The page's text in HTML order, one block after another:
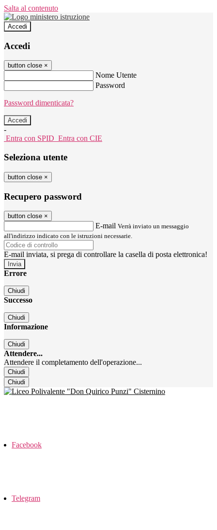
Salta al contenuto
Accedi
Accedi
button close ×
Nome Utente
Password
Password dimenticata?
-
Entra con SPID Entra con CIE
Seleziona utente
button close ×
Recupero password
button close ×
E-mail Verrà inviato un messaggio
all'indirizzo indicato con le istruzioni necessarie.
E-mail inviata, si prega di controllare la casella di posta elettronica!
Errore
Chiudi
Successo
Chiudi
Informazione
Chiudi
Attendere...
Attendere il completamento dell'operazione...
Chiudi
Chiudi
Facebook
Telegram